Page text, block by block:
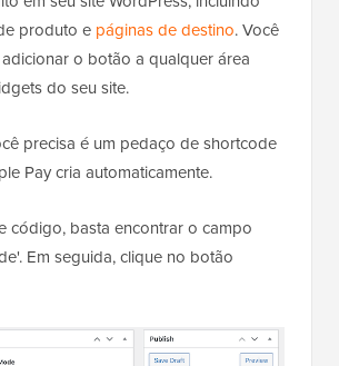
produto e páginas de destino. Você
o botão a qualquer área
do seu site.
precisa é um pedaço de shortcode
Pay cria automaticamente.
código, basta encontrar o campo
Em seguida, clique no botão